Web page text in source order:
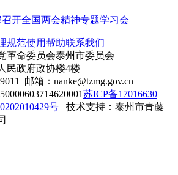
开全国两会精神专题学习会
规范使用帮助联系我们
革命委员会泰州市委员会
民政府政协楼4楼
邮箱：nanke@tzmg.gov.cn
苏ICP备17016630
号
技术支持：泰州市青藤